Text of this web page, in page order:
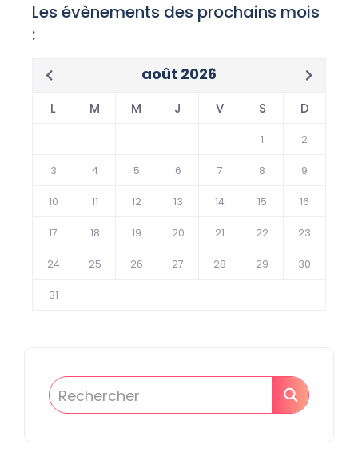
Les évènements des prochains mois
:
août 2026
L M M J V S D
1 2
3 4 5 6 7 8 9
10 11 12 13 14 15 16
17 18 19 20 21 22 23
24 25 26 27 28 29 30
31